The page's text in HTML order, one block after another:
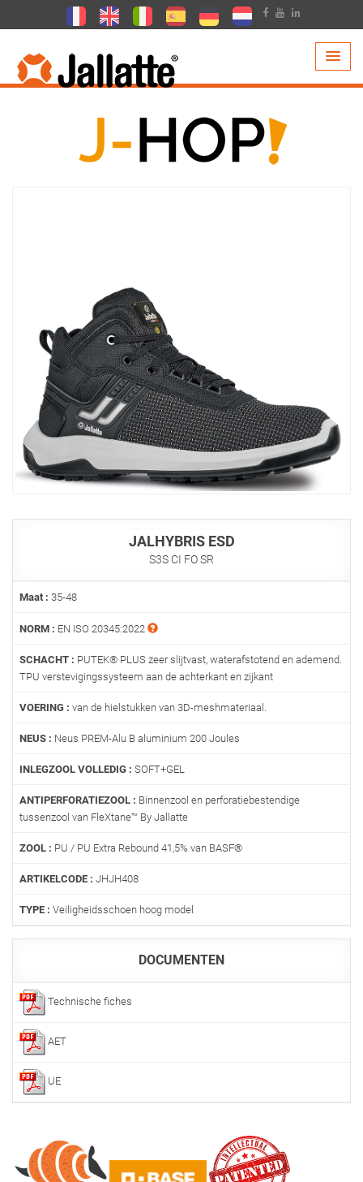
PRODUCTEN >COLLECTIE >
JALHYBRIS ESD
S3S CI FO SR
Maat : 35-48
NORM : EN ISO 20345:2022
SCHACHT : PUTEK® PLUS zeer slijtvast, waterafstotend en ademend.
TPU verstevigingssysteem aan de achterkant en zijkant
VOERING : van de hielstukken van 3D-meshmateriaal.
NEUS : Neus PREM-Alu B aluminium 200 Joules
INLEGZOOL VOLLEDIG : SOFT+GEL
ANTIPERFORATIEZOOL : Binnenzool en perforatiebestendige
tussenzool van FleXtane™ By Jallatte
ZOOL : PU / PU Extra Rebound 41,5% van BASF®
ARTIKELCODE : JHJH408
TYPE : Veiligheidsschoen hoog model
DOCUMENTEN
Technische fiches
AET
UE